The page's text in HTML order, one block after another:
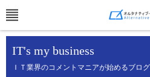
IT's my business
ＩＴ業界のコメントマニアが始めるブロ